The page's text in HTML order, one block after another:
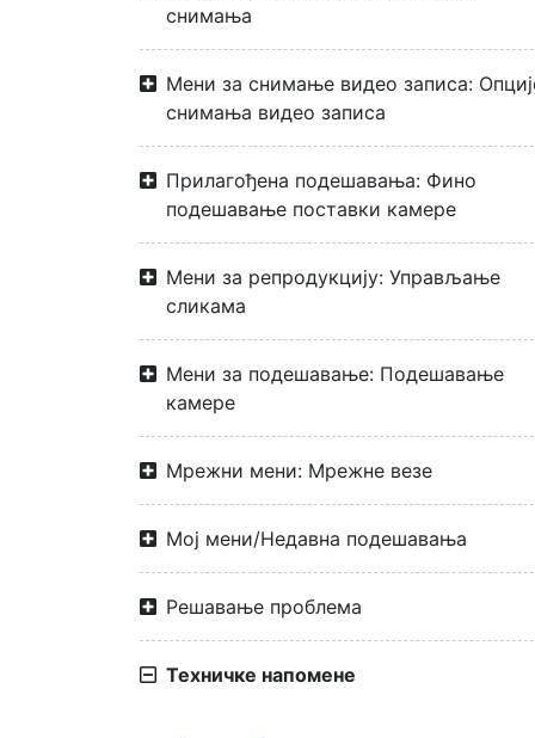
снимања
Мени за снимање видео записа:
снимања видео записа
Прилагођена подешавања: Фино
подешавање поставки камере
Мени за репродукцију: Управљање
сликама
Мени за подешавање: Подешавање
камере
Мрежни мени: Мрежне везе
Мој мени/Недавна подешавања
Решавање проблема
Техничке напомене